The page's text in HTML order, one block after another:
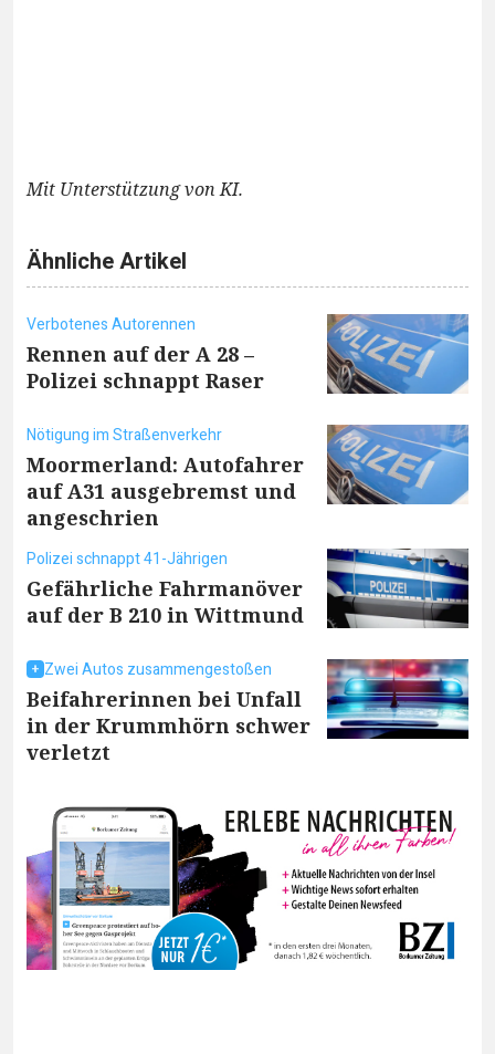
Mit Unterstützung von KI.
Ähnliche Artikel
Verbotenes Autorennen
Rennen auf der A 28 –
Polizei schnappt Raser
Nötigung im Straßenverkehr
Moormerland: Autofahrer
auf A31 ausgebremst und
angeschrien
Polizei schnappt 41-Jährigen
Gefährliche Fahrmanöver
auf der B 210 in Wittmund
Zwei Autos zusammengestoßen
Beifahrerinnen bei Unfall
in der Krummhörn schwer
verletzt